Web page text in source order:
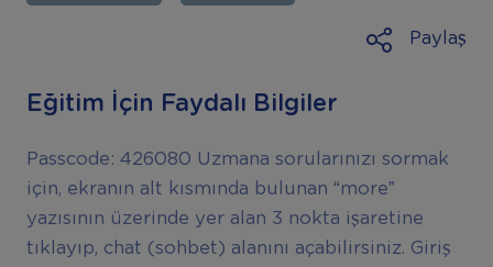
Paylaş
Eğitim İçin Faydalı Bilgiler
Passcode: 426080 Uzmana sorularınızı sormak
için, ekranın alt kısmında bulunan “more”
yazısının üzerinde yer alan 3 nokta işaretine
tıklayıp, chat (sohbet) alanını açabilirsiniz. Giriş